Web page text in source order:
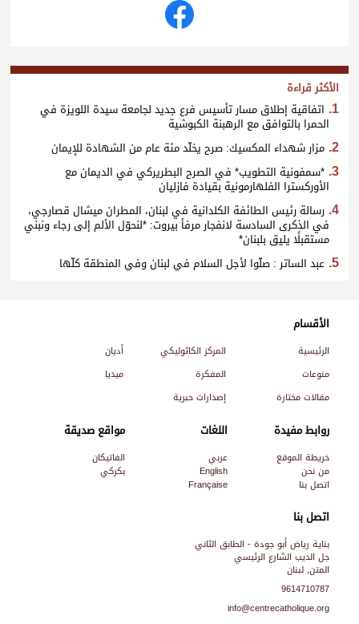
الأكثر قراءة
اتفاقية إطلاق مسار تأسيس فرع جديد لجامعة سيدة اللويزة في
الحمرا بالتوافق مع الرهبنة الكبوشية
مزار شهداء المكسيك: صرح يخلّد مئة عام من الشهادة للإيمان
*سمفونية التطويب* في الصرح البطريركي في الديمان مع
الأوركسترا الفلهارمونية بقيادة فازليان
رسالة رئيس الطائفة الكلدانية في لبنان، المطران ميشال قصارجي،
في الذكرى السادسة لانفجار مرفأ بيروت: *لنحوّل الألم إلى رجاء ونبني
مستقبلًا يليق بلبنان*
عبد الساتر : صلّوا لأجل السلام في لبنان وفي المنطقة كلّها
اتصل بنا
بناية رياض أبو جودة - الطابق الثاني
جل الديب الشارع الرئيسي
المتن, لبنان
9614710787
info@centrecatholique.org
الأقسام
الرئيسية المركز الكاثوليكي
أديان
منوعات
المفكرة
ميديا
مقالات مختارة
إصدارات حبرية
روابط مفيدة
خريطة الموقع
من نحن
اتصل بنا
اللغات
عربي
English
Française
مواقع صديقة
الفاتيكان
بكركي